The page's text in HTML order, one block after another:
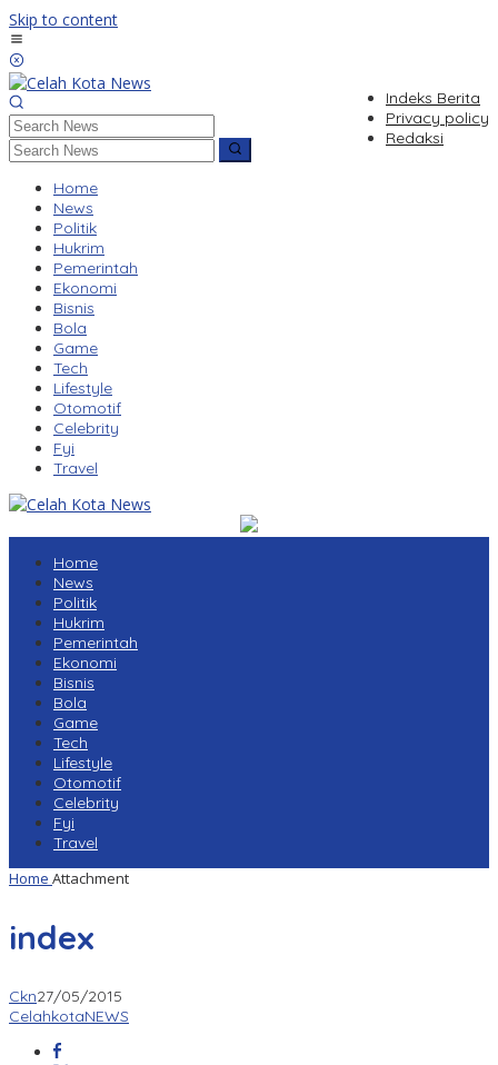
Skip to content
Indeks Berita
Privacy policy
Redaksi
Home
News
Politik
Hukrim
Pemerintah
Ekonomi
Bisnis
Bola
Game
Tech
Lifestyle
Otomotif
Celebrity
Fyi
Travel
Home
News
Politik
Hukrim
Pemerintah
Ekonomi
Bisnis
Bola
Game
Tech
Lifestyle
Otomotif
Celebrity
Fyi
Travel
Home Attachment
index
Ckn27/05/2015
CelahkotaNEWS